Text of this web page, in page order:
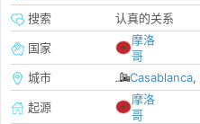
搜索
认真的关系
国家
摩洛
哥
城市
Casablanca,
起源
摩洛
哥